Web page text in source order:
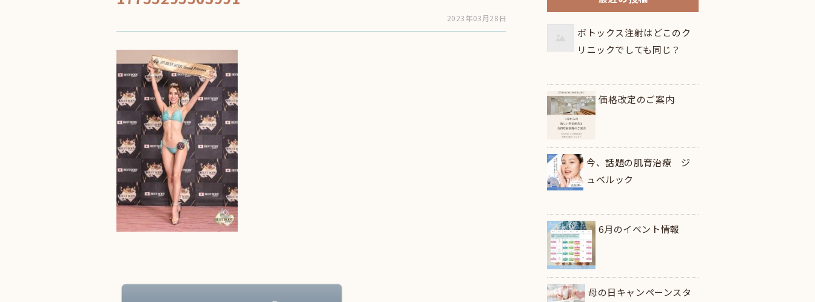
2023年03月28日
ボトックス注射はどこのク
リニックでしても同じ？
価格改定のご案内
今、話題の肌育治療 ジ
ュべルック
6月のイベント情報
母の日キャンペーンスタ